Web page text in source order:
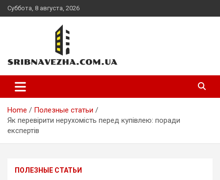
Skip
to
Суббота, 8 августа, 2026
sribnavezha.com.ua
Home
Полезные статьи
Як перевірити нерухомість перед купівлею: поради
експертів
ПОЛЕЗНЫЕ СТАТЬИ